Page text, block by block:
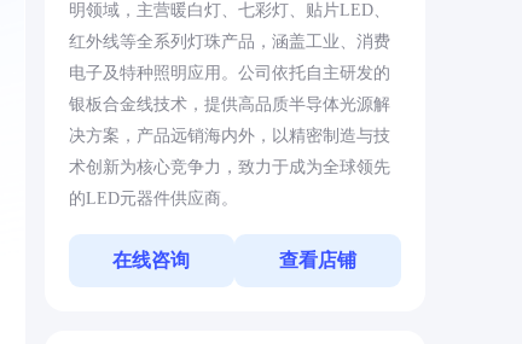
明领域，主营暖白灯、七彩灯、贴片LED、
红外线等全系列灯珠产品，涵盖工业、消费
电子及特种照明应用。公司依托自主研发的
银板合金线技术，提供高品质半导体光源解
决方案，产品远销海内外，以精密制造与技
术创新为核心竞争力，致力于成为全球领先
的LED元器件供应商。
在线咨询 查看店铺